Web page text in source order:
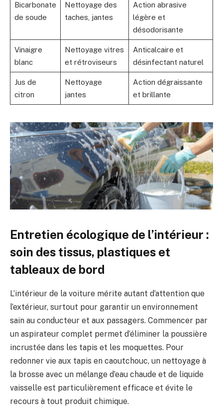
Bicarbonate
de soude
Nettoyage des
taches, jantes
Action abrasive
légère et
désodorisante
Vinaigre
blanc
Nettoyage vitres
et rétroviseurs
Anticalcaire et
désinfectant naturel
Jus de
citron
Nettoyage
jantes
Action dégraissante
et brillante
Entretien écologique de l’intérieur :
soin des tissus, plastiques et
tableaux de bord
L’intérieur de la voiture mérite autant d’attention que
l’extérieur, surtout pour garantir un environnement
sain au conducteur et aux passagers. Commencer par
un aspirateur complet permet d’éliminer la poussière
incrustée dans les tapis et les moquettes. Pour
redonner vie aux tapis en caoutchouc, un nettoyage à
la brosse avec un mélange d’eau chaude et de liquide
vaisselle est particulièrement efficace et évite le
recours à tout produit chimique.